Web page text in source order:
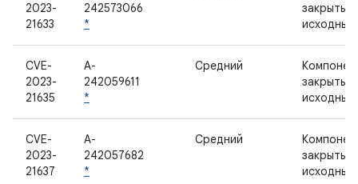
2023-
21633
242573066
*
закрытым
CVE-
2023-
21635
A-
242059611
*
Средний
закрытым
CVE-
2023-
21637
A-
242057682
*
Средний
закрытым